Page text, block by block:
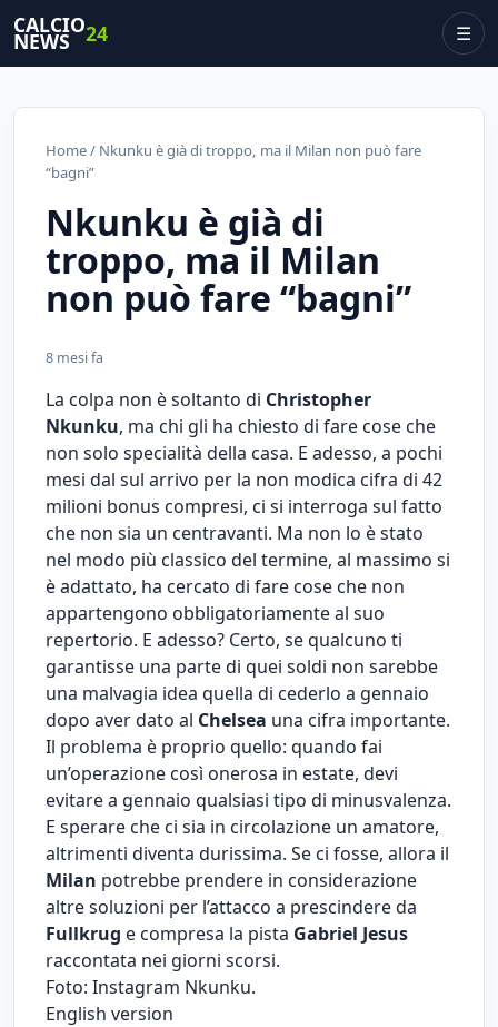
CALCIO
NEWS 24 ☰
Home/ Nkunku è già di troppo, ma il Milan non può fare
“bagni”
Nkunku è già di
troppo, ma il Milan
non può fare “bagni”
8 mesi fa
La colpa non è soltanto di Christopher
Nkunku, ma chi gli ha chiesto di fare cose che
non solo specialità della casa. E adesso, a pochi
mesi dal sul arrivo per la non modica cifra di 42
milioni bonus compresi, ci si interroga sul fatto
che non sia un centravanti. Ma non lo è stato
nel modo più classico del termine, al massimo si
è adattato, ha cercato di fare cose che non
appartengono obbligatoriamente al suo
repertorio. E adesso? Certo, se qualcuno ti
garantisse una parte di quei soldi non sarebbe
una malvagia idea quella di cederlo a gennaio
dopo aver dato al Chelsea una cifra importante.
Il problema è proprio quello: quando fai
un’operazione così onerosa in estate, devi
evitare a gennaio qualsiasi tipo di minusvalenza.
E sperare che ci sia in circolazione un amatore,
altrimenti diventa durissima. Se ci fosse, allora il
Milan potrebbe prendere in considerazione
altre soluzioni per l’attacco a prescindere da
Fullkrug e compresa la pista Gabriel Jesus
raccontata nei giorni scorsi.
Foto: Instagram Nkunku.
English version